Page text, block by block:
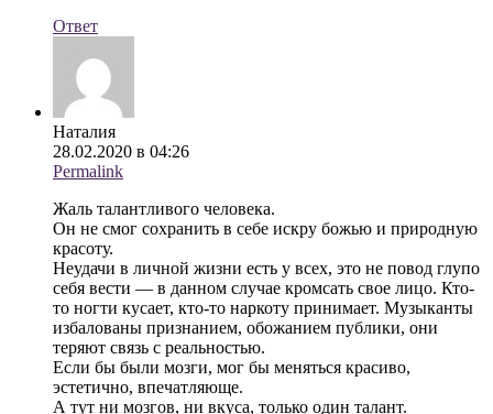
Ответ
Наталия
28.02.2020 в 04:26
Permalink
Жаль талантливого человека.
Он не смог сохранить в себе искру божью и природную
красоту.
Неудачи в личной жизни есть у всех, это не повод глупо
себя вести — в данном случае кромсать свое лицо. Кто-
то ногти кусает, кто-то наркоту принимает. Музыканты
избалованы признанием, обожанием публики, они
теряют связь с реальностью.
Если бы были мозги, мог бы меняться красиво,
эстетично, впечатляюще.
А тут ни мозгов, ни вкуса, только один талант.